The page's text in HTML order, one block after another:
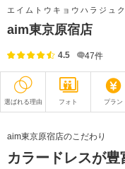
エイムトウキョウハラジュ
aim東京原宿店
4.5 47件
選ばれる理由 フォト プラン
衣装
aim東京原宿店のこだわり
カラードレスが豊